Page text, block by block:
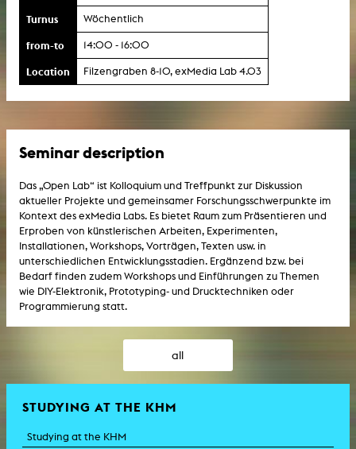
Turnus Wöchentlich
from-to 14:00 - 16:00
Location Filzengraben 8-10, exMedia Lab 4.03
Seminar description
Das „Open Lab“ ist Kolloquium und Treffpunkt zur Diskussion
aktueller Projekte und gemeinsamer Forschungsschwerpunkte im
Kontext des exMedia Labs. Es bietet Raum zum Präsentieren und
Erproben von künstlerischen Arbeiten, Experimenten,
Installationen, Workshops, Vorträgen, Texten usw. in
unterschiedlichen Entwicklungsstadien. Ergänzend bzw. bei
Bedarf finden zudem Workshops und Einführungen zu Themen
wie DIY-Elektronik, Prototyping- und Drucktechniken oder
Programmierung statt.
all
STUDYING AT THE KHM
Studying at the KHM